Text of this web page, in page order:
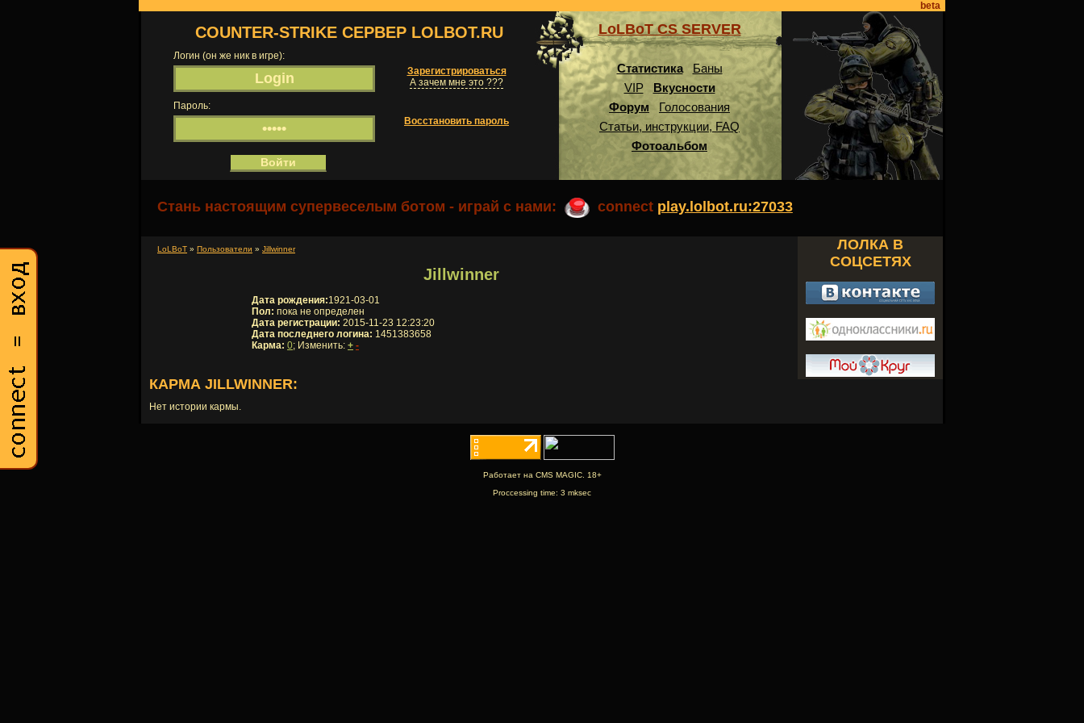
beta
COUNTER-STRIKE СЕРВЕР LOLBOT.RU
Логин (он же ник в игре):
Зарегистрироваться
А зачем мне это ???
Пароль:
Восстановить пароль
LoLBoT CS SERVER
Статистика
Баны
VIP
Вкусности
Форум
Голосования
Статьи, инструкции, FAQ
Фотоальбом
Стань настоящим супервеселым ботом - играй с нами: connect play.lolbot.ru:27033
LoLBoT » Пользователи » Jillwinner
Jillwinner
Дата рождения:1921-03-01
Пол: пока не определен
Дата регистрации: 2015-11-23 12:23:20
Дата последнего логина: 1451383658
Карма: 0; Изменить: + -
КАРМА JILLWINNER:
Нет истории кармы.
ЛОЛКА В
СОЦСЕТЯХ
Работает на CMS MAGIC. 18+
Proccessing time: 3 mksec